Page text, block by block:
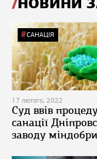
НОВИНИ
САНАЦІЯ
17 лютого, 2022
Суд ввів
санації
заводу